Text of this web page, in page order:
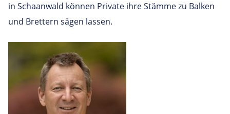
in Schaanwald können Private ihre Stämme zu Balken
und Brettern sägen lassen.